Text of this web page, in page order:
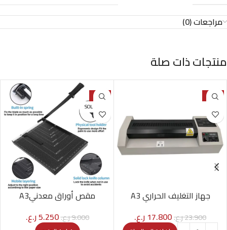
مراجعات (0)
منتجات ذات صلة
-26%
جهاز التغليف الحراري A3
23.900ر.ع.17.800 ر.ع.
-42%
SOLD OUT
مقص أوراق معدنيA3
9.000ر.ع.5.250ر.ع.